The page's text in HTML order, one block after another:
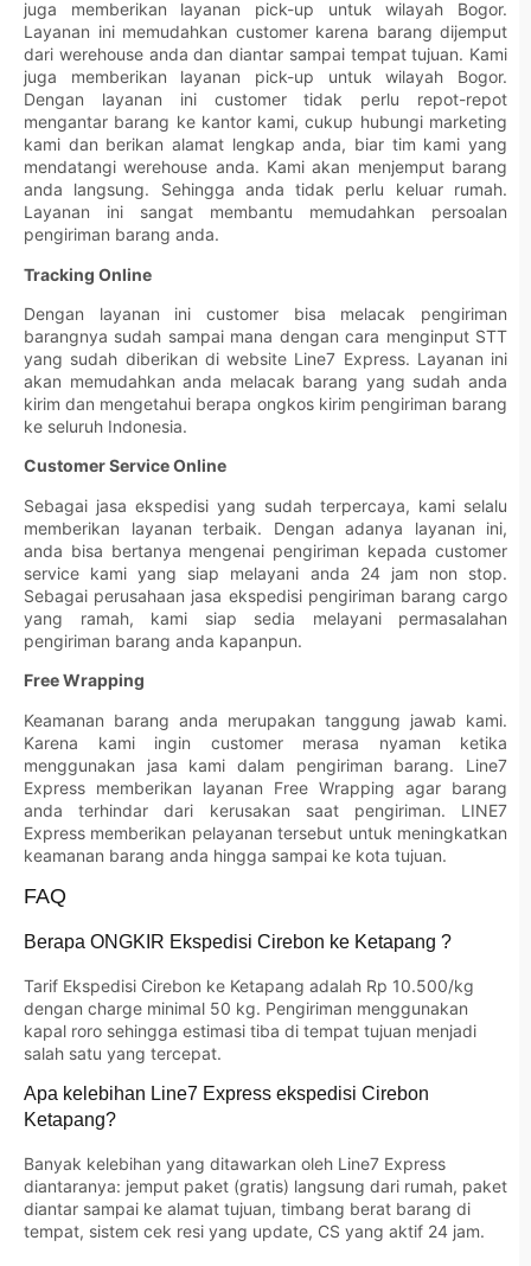
juga memberikan layanan pick-up untuk wilayah Bogor.
Layanan ini memudahkan customer karena barang dijemput
dari werehouse anda dan diantar sampai tempat tujuan. Kami
juga memberikan layanan pick-up untuk wilayah Bogor.
Dengan layanan ini customer tidak perlu repot-repot
mengantar barang ke kantor kami, cukup hubungi marketing
kami dan berikan alamat lengkap anda, biar tim kami yang
mendatangi werehouse anda. Kami akan menjemput barang
anda langsung. Sehingga anda tidak perlu keluar rumah.
Layanan ini sangat membantu memudahkan persoalan
pengiriman barang anda.
Tracking Online
Dengan layanan ini customer bisa melacak pengiriman
barangnya sudah sampai mana dengan cara menginput STT
yang sudah diberikan di website Line7 Express. Layanan ini
akan memudahkan anda melacak barang yang sudah anda
kirim dan mengetahui berapa ongkos kirim pengiriman barang
ke seluruh Indonesia.
Customer Service Online
Sebagai jasa ekspedisi yang sudah terpercaya, kami selalu
memberikan layanan terbaik. Dengan adanya layanan ini,
anda bisa bertanya mengenai pengiriman kepada customer
service kami yang siap melayani anda 24 jam non stop.
Sebagai perusahaan jasa ekspedisi pengiriman barang cargo
yang ramah, kami siap sedia melayani permasalahan
pengiriman barang anda kapanpun.
Free Wrapping
Keamanan barang anda merupakan tanggung jawab kami.
Karena kami ingin customer merasa nyaman ketika
menggunakan jasa kami dalam pengiriman barang. Line7
Express memberikan layanan Free Wrapping agar barang
anda terhindar dari kerusakan saat pengiriman. LINE7
Express memberikan pelayanan tersebut untuk meningkatkan
keamanan barang anda hingga sampai ke kota tujuan.
FAQ
Berapa ONGKIR Ekspedisi Cirebon ke Ketapang ?
Tarif Ekspedisi Cirebon ke Ketapang adalah Rp 10.500/kg
dengan charge minimal 50 kg. Pengiriman menggunakan
kapal roro sehingga estimasi tiba di tempat tujuan menjadi
salah satu yang tercepat.
Apa kelebihan Line7 Express ekspedisi Cirebon
Ketapang?
Banyak kelebihan yang ditawarkan oleh Line7 Express
diantaranya: jemput paket (gratis) langsung dari rumah, paket
diantar sampai ke alamat tujuan, timbang berat barang di
tempat, sistem cek resi yang update, CS yang aktif 24 jam.